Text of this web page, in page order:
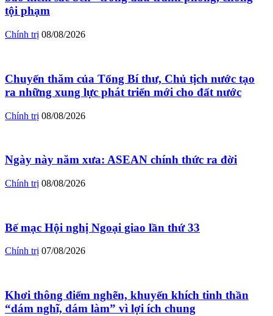
tội phạm
Chính trị 08/08/2026
Chuyến thăm của Tổng Bí thư, Chủ tịch nước tạo
ra những xung lực phát triển mới cho đất nước
Chính trị 08/08/2026
Ngày này năm xưa: ASEAN chính thức ra đời
Chính trị 08/08/2026
Bế mạc Hội nghị Ngoại giao lần thứ 33
Chính trị 07/08/2026
Khơi thông điểm nghẽn, khuyến khích tinh thần
“dám nghĩ, dám làm” vì lợi ích chung